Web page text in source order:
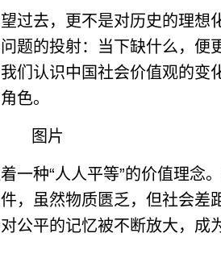
去，更不是对历史的理想
题的投射：当下缺什么，便
们认识中国社会价值观的变
色。
种“人人平等”的价值理念
，虽然物质匮乏，但社会差
公平的记忆被不断放大，成